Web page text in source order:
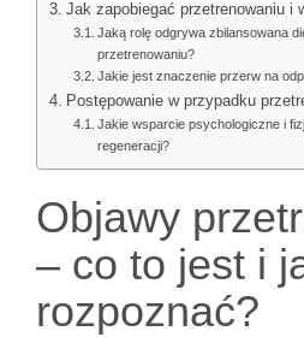
Jak zapobiegać przetrenowaniu i
Jaką rolę odgrywa zbilansowana
przetrenowaniu?
Jakie jest znaczenie przerw na
Postępowanie w przypadku
Jakie wsparcie psychologiczne i
regeneracji?
Objawy
– co to jest i
rozpoznać?